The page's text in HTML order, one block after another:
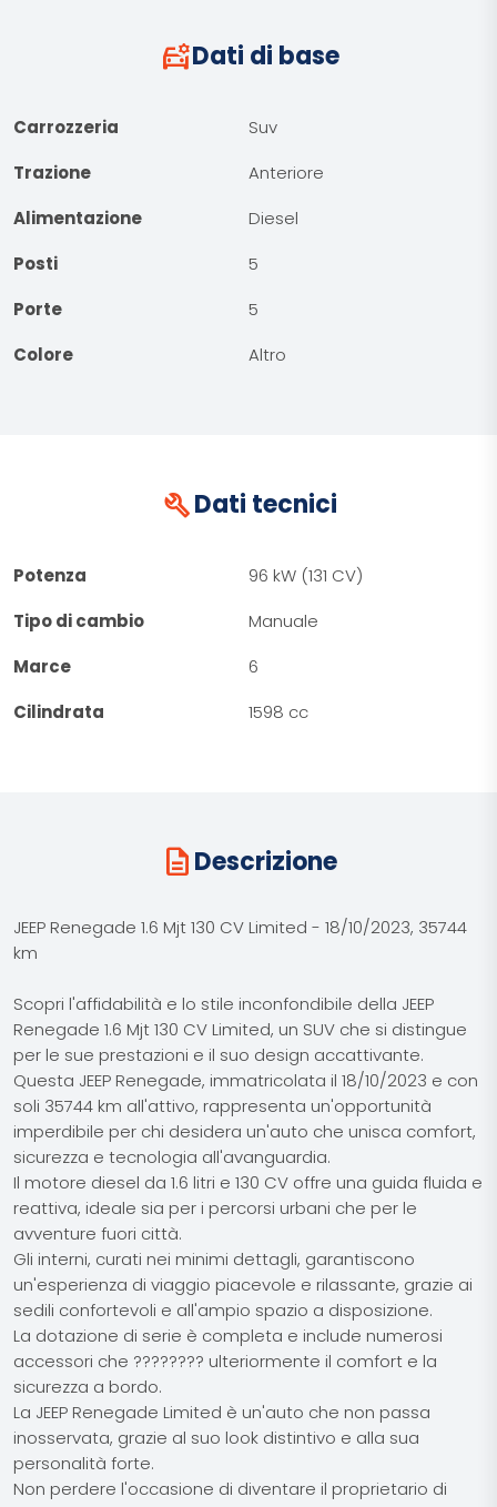
car_gearDati di base
Carrozzeria
Suv
Trazione
Anteriore
Alimentazione
Diesel
Posti
5
Porte
5
Colore
Altro
buildDati tecnici
Potenza
96 kW (131 CV)
Tipo di cambio
Manuale
Marce
6
Cilindrata
1598 cc
descriptionDescrizione
JEEP Renegade 1.6 Mjt 130 CV Limited - 18/10/2023, 35744
km
Scopri l'affidabilità e lo stile inconfondibile della JEEP
Renegade 1.6 Mjt 130 CV Limited, un SUV che si distingue
per le sue prestazioni e il suo design accattivante.
Questa JEEP Renegade, immatricolata il 18/10/2023 e con
soli 35744 km all'attivo, rappresenta un'opportunità
imperdibile per chi desidera un'auto che unisca comfort,
sicurezza e tecnologia all'avanguardia.
Il motore diesel da 1.6 litri e 130 CV offre una guida fluida e
reattiva, ideale sia per i percorsi urbani che per le
avventure fuori città.
Gli interni, curati nei minimi dettagli, garantiscono
un'esperienza di viaggio piacevole e rilassante, grazie ai
sedili confortevoli e all'ampio spazio a disposizione.
La dotazione di serie è completa e include numerosi
accessori che ???????? ulteriormente il comfort e la
sicurezza a bordo.
La JEEP Renegade Limited è un'auto che non passa
inosservata, grazie al suo look distintivo e alla sua
personalità forte.
Non perdere l'occasione di diventare il proprietario di